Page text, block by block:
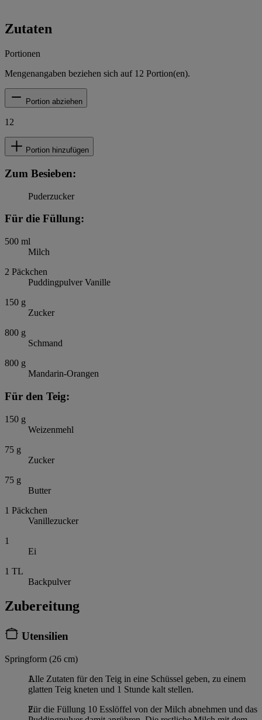
Zutaten
Portionen
Mengenangaben beziehen sich auf 12 Portion(en).
Portion abziehen
12
Portion hinzufügen
Zum Besieben:
Puderzucker
Für die Füllung:
500 ml
Milch
2 Päckchen
Puddingpulver Vanille
150 g
Zucker
800 g
Schmand
800 g
Mandarin-Orangen
Für den Teig:
150 g
Weizenmehl
75 g
Zucker
75 g
Butter
1 Päckchen
Vanillezucker
1
Ei
1 TL
Backpulver
Zubereitung
Utensilien
Springform (26 cm)
Alle Zutaten für den Teig in eine Schüssel geben, zu einem
glatten Teig kneten und 1 Stunde kalt stellen.
Für die Füllung 10 Esslöffel von der Milch abnehmen und das